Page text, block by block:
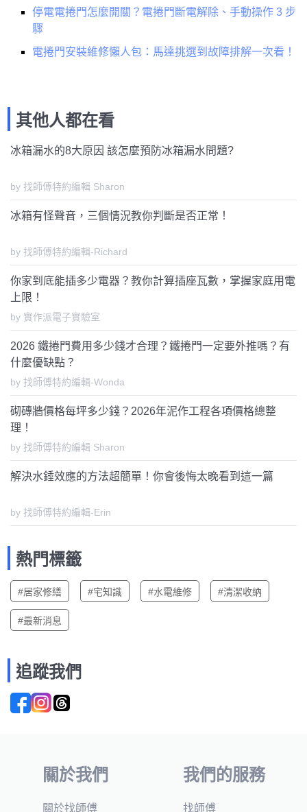
停電電捲門怎麼開關？電捲門斷電解除、手動操作 3 步
驟
電捲門安裝維修懶人包：馬達挑選到故障排解一次看！
其他人都在看
冰箱漏水的8大原因 該怎麼預防冰箱漏水問題?
by 找師傅特約編輯 Sharon
冰箱有怪聲音，三個情況教你判斷是否正常！
by 找師傅特約編輯-Richard
你家到底能插多少電器？教你計算插座瓦數，掌握家庭用電
上限！
by 實作派電子實驗室
2026 鐵捲門費用多少錢才合理？鐵捲門一定要外推嗎？有
什麼優缺點？
by 找師傅特約編輯-Wonda
砌磚牆價格每坪多少錢？2026年泥作工程各項價格總整
理！
by 找師傅特約編輯 Sharon
解決水錘效應的方法超簡單！你會後悔太晚看到這一篇
by 找師傅特約編輯-Erin
熱門標籤
#居家修繕 #宅知識 #水電維修 #清潔收納
#最新消息
追蹤我們
關於我們
關於找師傅
我們的服務
找師傅